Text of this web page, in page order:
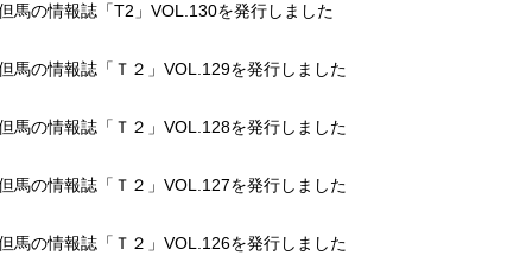
馬の情報誌「T2」VOL.130を発行しました
馬の情報誌「Ｔ２」VOL.129を発行しました
馬の情報誌「Ｔ２」VOL.128を発行しました
馬の情報誌「Ｔ２」VOL.127を発行しました
馬の情報誌「Ｔ２」VOL.126を発行しました